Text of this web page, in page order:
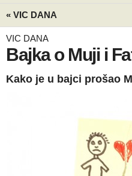
« VIC DANA
VIC DANA
Bajka o Muji i
Kako je u bajci prošao